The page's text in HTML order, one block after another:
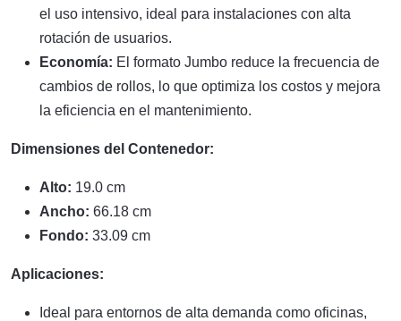
el uso intensivo, ideal para instalaciones con alta
rotación de usuarios.
Economía: El formato Jumbo reduce la frecuencia de
cambios de rollos, lo que optimiza los costos y mejora
la eficiencia en el mantenimiento.
Dimensiones del Contenedor:
Alto: 19.0 cm
Ancho: 66.18 cm
Fondo: 33.09 cm
Aplicaciones:
Ideal para entornos de alta demanda como oficinas,